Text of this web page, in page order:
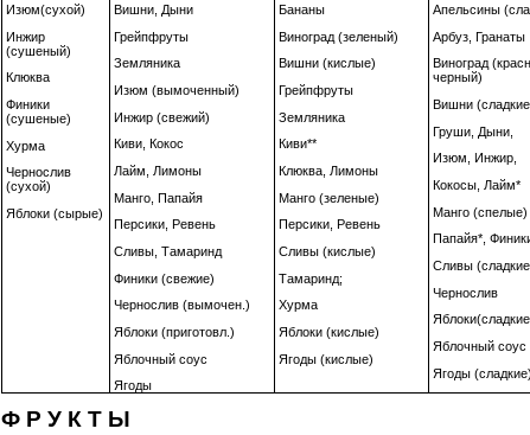
Изюм(сухой)
Инжир
(сушеный)
Клюква
Финики
(сушеные)
Хурма
Чернослив
(сухой)
Яблоки (сырые)
Вишни, Дыни
Грейпфруты
Земляника
Изюм (вымоченный)
Инжир (свежий)
Киви, Кокос
Лайм, Лимоны
Манго, Папайя
Персики, Ревень
Сливы, Тамаринд
Финики (свежие)
Чернослив (вымочен.)
Яблоки (приготовл.)
Яблочный соус
Ягоды
Бананы
Виноград (зеленый)
Вишни (кислые)
Грейпфруты
Земляника
Киви**
Клюква, Лимоны
Манго (зеленые)
Персики, Ревень
Сливы (кислые)
Тамаринд;
Хурма
Яблоки (кислые)
Ягоды (кислые)
Апельсины
Арбуз, Гранаты
Виноград
черный)
Вишни
Груши, Дыни,
Изюм,
Инжир,
Кокосы, Лайм*
Манго (спелые)
Папайя*,
Сливы
Чернослив
Яблочный соус
Ягоды
Ф Р У К Т Ы